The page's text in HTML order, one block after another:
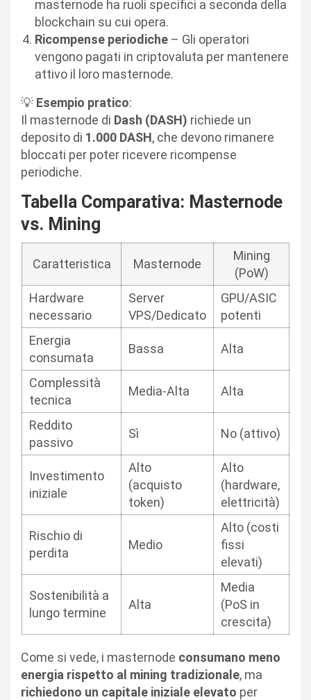
masternode ha ruoli specifici a seconda della
blockchain su cui opera.
Ricompense periodiche – Gli operatori
vengono pagati in criptovaluta per mantenere
attivo il loro masternode.
💡 Esempio pratico:
Il masternode di Dash (DASH) richiede un
deposito di 1.000 DASH, che devono rimanere
bloccati per poter ricevere ricompense
periodiche.
Tabella Comparativa: Masternode
vs. Mining
Caratteristica Masternode
Mining
(PoW)
Hardware
necessario
Server
VPS/Dedicato
GPU/ASIC
potenti
Energia
consumata
Bassa Alta
Complessità
tecnica
Media-Alta Alta
Reddito
passivo
Sì No (attivo)
Investimento
iniziale
Alto
(acquisto
token)
Alto
(hardware,
elettricità)
Rischio di
perdita
Medio
Alto (costi
fissi
elevati)
Sostenibilità a
lungo termine
Alta
Media
(PoS in
crescita)
Come si vede, i masternode consumano meno
energia rispetto al mining tradizionale, ma
richiedono un capitale iniziale elevato per